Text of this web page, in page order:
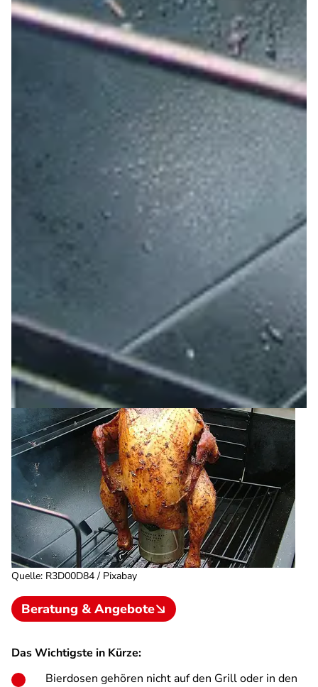
Quelle: R3D00D84 / Pixabay
Beratung & Angebote
Das Wichtigste in Kürze:
Bierdosen gehören nicht auf den Grill oder in den